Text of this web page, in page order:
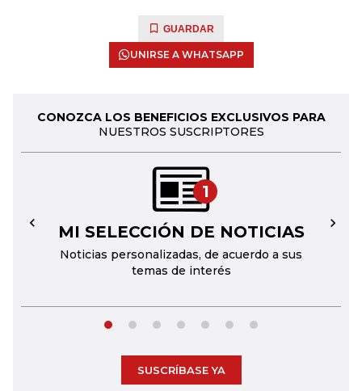
GUARDAR
UNIRSE A WHATSAPP
CONOZCA LOS BENEFICIOS EXCLUSIVOS PARA
NUESTROS SUSCRIPTORES
1
MI SELECCIÓN DE NOTICIAS
Noticias personalizadas, de acuerdo a sus
temas de interés
← →
SUSCRÍBASE YA